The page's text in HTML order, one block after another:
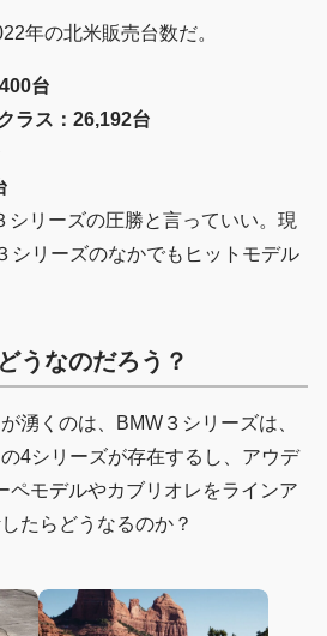
年の北米販売台数だ。
台
ラス：26,192台
シリーズの圧勝と言っていい。現
シリーズのなかでもヒットモデル
うなのだろう？
湧くのは、BMW３シリーズは、
4シリーズが存在するし、アウデ
ペモデルやカブリオレをラインア
たらどうなるのか？